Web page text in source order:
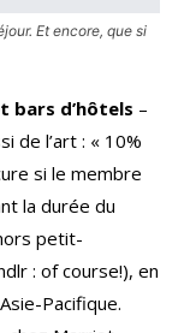
Et encore, que si
bars d’hôtels –
de l’art : « 10%
si le membre
la durée du
petit-
: of course!), en
Pacifique.